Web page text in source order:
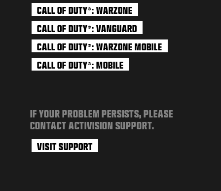
CALL OF DUTY®: WARZONE
CALL OF DUTY®: VANGUARD
CALL OF DUTY®: WARZONE MOBILE
CALL OF DUTY®: MOBILE
IF YOUR PROBLEM PERSISTS, PLEASE
CONTACT ACTIVISION SUPPORT.
VISIT SUPPORT